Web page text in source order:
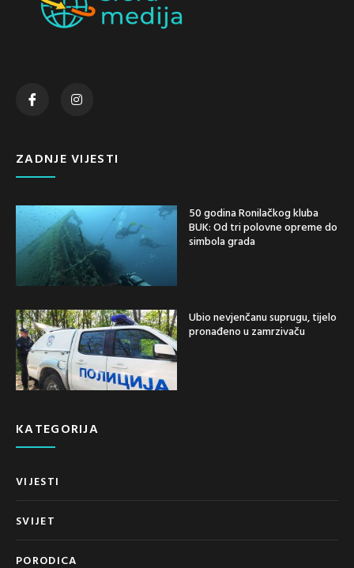
ZADNJE VIJESTI
50 godina Ronilačkog kluba
BUK: Od tri polovne opreme do
simbola grada
Ubio nevjenčanu suprugu, tijelo
pronađeno u zamrzivaču
KATEGORIJA
VIJESTI
SVIJET
PORODICA